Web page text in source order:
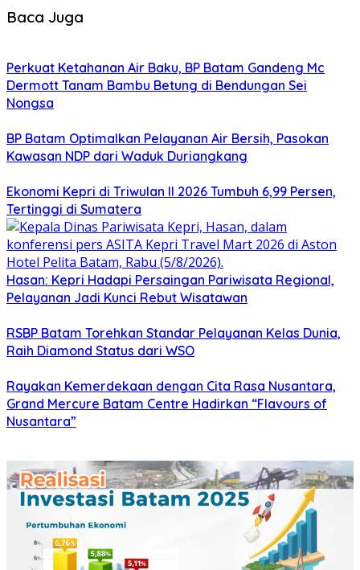
Baca Juga
Perkuat Ketahanan Air Baku, BP Batam Gandeng Mc
Dermott Tanam Bambu Betung di Bendungan Sei
Nongsa
BP Batam Optimalkan Pelayanan Air Bersih, Pasokan
Kawasan NDP dari Waduk Duriangkang
Ekonomi Kepri di Triwulan II 2026 Tumbuh 6,99 Persen,
Tertinggi di Sumatera
Hasan: Kepri Hadapi Persaingan Pariwisata Regional,
Pelayanan Jadi Kunci Rebut Wisatawan
RSBP Batam Torehkan Standar Pelayanan Kelas Dunia,
Raih Diamond Status dari WSO
Rayakan Kemerdekaan dengan Cita Rasa Nusantara,
Grand Mercure Batam Centre Hadirkan “Flavours of
Nusantara”